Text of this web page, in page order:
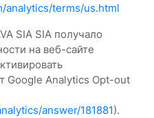
analytics/terms/us.html
SIA SIA получало
на веб-сайте
Google Analytics Opt-out
answer/181881).